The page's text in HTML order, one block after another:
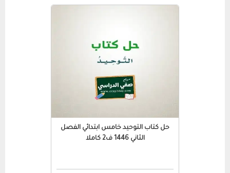
حل كتاب التوحيد خامس ابتدائي الفصل
الثاني 1446 ف2 كاملا